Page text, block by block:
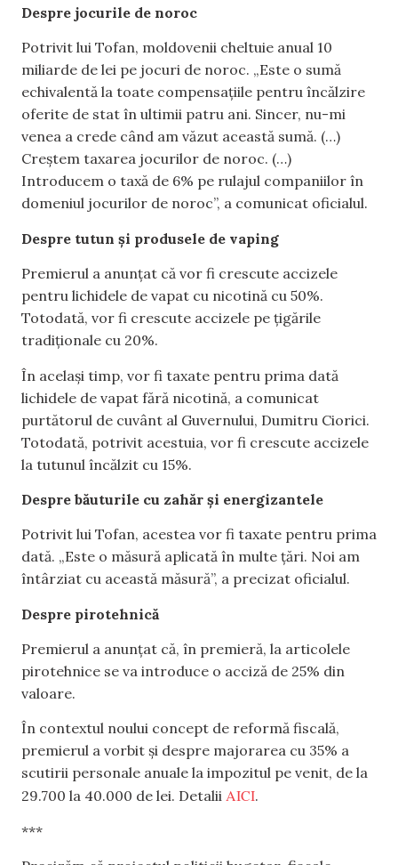
Despre jocurile de noroc
Potrivit lui Tofan, moldovenii cheltuie anual 10
miliarde de lei pe jocuri de noroc. „Este o sumă
echivalentă la toate compensațiile pentru încălzire
oferite de stat în ultimii patru ani. Sincer, nu-mi
venea a crede când am văzut această sumă. (…)
Creștem taxarea jocurilor de noroc. (…)
Introducem o taxă de 6% pe rulajul companiilor în
domeniul jocurilor de noroc”, a comunicat oficialul.
Despre tutun și produsele de vaping
Premierul a anunțat că vor fi crescute accizele
pentru lichidele de vapat cu nicotină cu 50%.
Totodată, vor fi crescute accizele pe țigările
tradiționale cu 20%.
În același timp, vor fi taxate pentru prima dată
lichidele de vapat fără nicotină, a comunicat
purtătorul de cuvânt al Guvernului, Dumitru Ciorici.
Totodată, potrivit acestuia, vor fi crescute accizele
la tutunul încălzit cu 15%.
Despre băuturile cu zahăr și energizantele
Potrivit lui Tofan, acestea vor fi taxate pentru prima
dată. „Este o măsură aplicată în multe țări. Noi am
întârziat cu această măsură”, a precizat oficialul.
Despre pirotehnică
Premierul a anunțat că, în premieră, la articolele
pirotehnice se va introduce o acciză de 25% din
valoare.
În contextul noului concept de reformă fiscală,
premierul a vorbit și despre majorarea cu 35% a
scutirii personale anuale la impozitul pe venit, de la
29.700 la 40.000 de lei. Detalii AICI.
***